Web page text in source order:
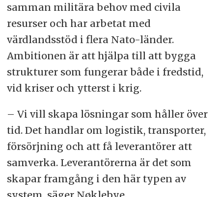
samman militära behov med civila
resurser och har arbetat med
värdlandsstöd i flera Nato-länder.
Ambitionen är att hjälpa till att bygga
strukturer som fungerar både i fredstid,
vid kriser och ytterst i krig.
– Vi vill skapa lösningar som håller över
tid. Det handlar om logistik, transporter,
försörjning och att få leverantörer att
samverka. Leverantörerna är det som
skapar framgång i den här typen av